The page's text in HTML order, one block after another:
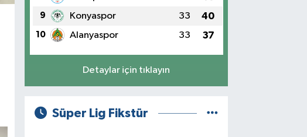
9 Konyaspor 33 40
10 Alanyaspor 33 37
Detaylar için tıklayın
Süper Lig Fikstür